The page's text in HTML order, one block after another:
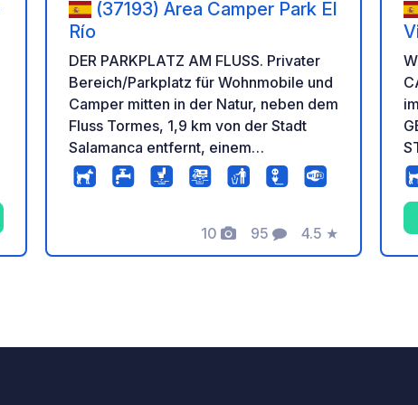
(37193) Area Camper Park El
Río
DER PARKPLATZ AM FLUSS. Privater
Bereich/Parkplatz für Wohnmobile und
Camper mitten in der Natur, neben dem
Fluss Tormes, 1,9 km von der Stadt
Salamanca entfernt, einem
Weltkulturerbe. 2 Tank- und
Entleerungsstellen, 29 Stellplätze,
10
Fotos
95
Kommentare
4.5
Bewertung
★